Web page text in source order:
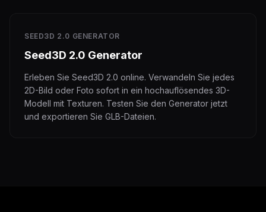
SEED3D 2.0 GENERATOR
Seed3D 2.0 Generator
Erleben Sie Seed3D 2.0 online. Verwandeln Sie jedes
2D-Bild oder Foto sofort in ein hochauflösendes 3D-
Modell mit Texturen. Testen Sie den Generator jetzt
und exportieren Sie GLB-Dateien.